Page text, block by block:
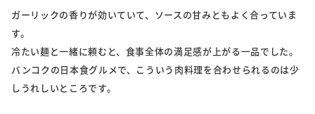
ガーリックの香りが効いていて、ソースの甘みともよく合っていま
す。
冷たい麺と一緒に頼むと、食事全体の満足感が上がる一品でした。
バンコクの日本食グルメで、こういう肉料理を合わせられるのは少
しうれしいところです。